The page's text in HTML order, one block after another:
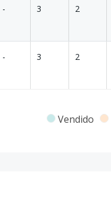
- 3 2
- 3 2
Vendido